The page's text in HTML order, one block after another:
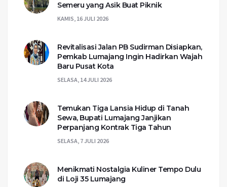
Semeru yang Asik Buat Piknik
KAMIS, 16 JULI 2026
Revitalisasi Jalan PB Sudirman Disiapkan,
Pemkab Lumajang Ingin Hadirkan Wajah
Baru Pusat Kota
SELASA, 14 JULI 2026
Temukan Tiga Lansia Hidup di Tanah
Sewa, Bupati Lumajang Janjikan
Perpanjang Kontrak Tiga Tahun
SELASA, 7 JULI 2026
Menikmati Nostalgia Kuliner Tempo Dulu
di Loji 35 Lumajang